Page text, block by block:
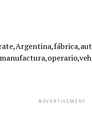
ADVERTISEMENT